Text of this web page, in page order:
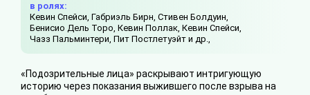
в ролях:
Кевин Спейси, Габриэль Бирн, Стивен Болдуин,
Бенисио Дель Торо, Кевин Поллак, Кевин Спейси,
Чазз Пальминтери, Пит Постлетуэйт и др.,
«Подозрительные лица» раскрывают интригующую
историю через показания выжившего после взрыва на